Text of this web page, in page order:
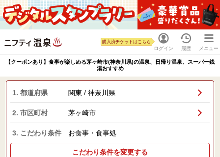
ログイン
購入済チケットはこちら
履歴 メニュー
【クーポンあり】食事が楽しめる茅ヶ崎市(神奈川県)の温泉、日帰り温泉、スーパー銭
湯おすすめ
1. 都道府県 関東 / 神奈川県
2. 市区町村 茅ヶ崎市
3. こだわり条件 お食事・食事処
こだわり条件を変更する